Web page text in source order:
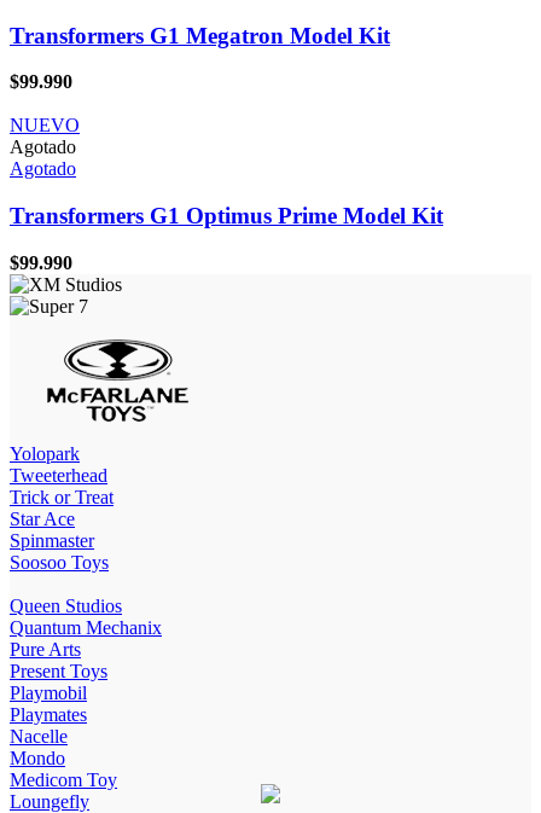
Transformers G1 Megatron Model Kit
$99.990
NUEVO
Agotado
Agotado
Transformers G1 Optimus Prime Model Kit
$99.990
Yolopark
Tweeterhead
Trick or Treat
Star Ace
Spinmaster
Soosoo Toys
Queen Studios
Quantum Mechanix
Pure Arts
Present Toys
Playmobil
Playmates
Nacelle
Mondo
Medicom Toy
Loungefly